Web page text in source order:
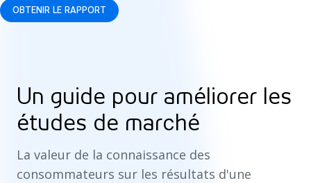
OBTENIR LE RAPPORT
Un guide pour améliorer les
études de marché
La valeur de la connaissance des
consommateurs sur les résultats d'une